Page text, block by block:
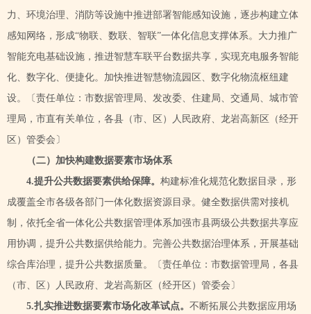
力、环境治理、消防等设施中推进部署智能感知设施，逐步构建立体
感知网络，形成“物联、数联、智联”一体化信息支撑体系。大力推广
智能充电基础设施，推进智慧车联平台数据共享，实现充电服务智能
化、数字化、便捷化。加快推进智慧物流园区、数字化物流枢纽建
设。〔责任单位：市数据管理局、发改委、住建局、交通局、城市管
理局，市直有关单位，各县（市、区）人民政府、龙岩高新区（经开
区）管委会〕
（二）加快构建数据要素市场体系
4.提升公共数据要素供给保障。 构建标准化规范化数据目录，形
成覆盖全市各级各部门一体化数据资源目录。健全数据供需对接机
制，依托全省一体化公共数据管理体系加强市县两级公共数据共享应
用协调，提升公共数据供给能力。完善公共数据治理体系，开展基础
综合库治理，提升公共数据质量。〔责任单位：市数据管理局，各县
（市、区）人民政府、龙岩高新区（经开区）管委会〕
5.扎实推进数据要素市场化改革试点。 不断拓展公共数据应用场